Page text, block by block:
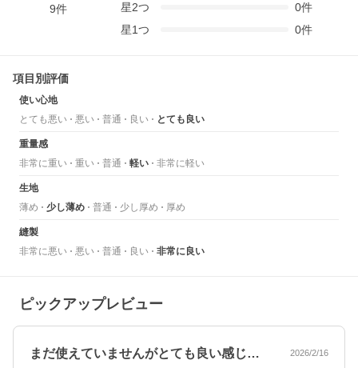
9件
星2つ 0件
星1つ 0件
項目別評価
使い心地
とても悪い
悪い 普通 良い とても良い
重量感
非常に重い
重い 普通 軽い 非常に軽い
生地
薄め
少し薄め 普通 少し厚め 厚め
縫製
非常に悪い
悪い 普通 良い 非常に良い
ピックアップレビュー
まだ使えていませんがとても良い感じです… 2026/2/16